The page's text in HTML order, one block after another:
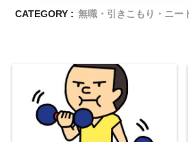
CATEGORY : 無職・引きこもり・ニー